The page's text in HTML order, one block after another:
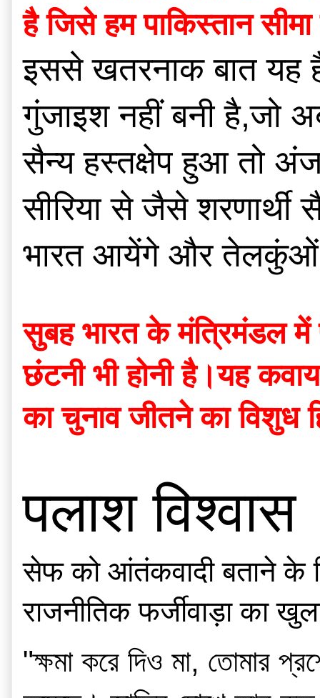
है जिसे हम पाकिस्तान
इससे खतरनाक बात यह
गुंजाइश नहीं बनी है,जो
सैन्य हस्तक्षेप हुआ तो
सीरिया से जैसे शरणार्थी
भारत आयेंगे और तेलकुंओं
सुबह भारत के मंत्रिमंडल में
छंटनी भी होनी है।यह
का चुनाव जीतने का विशुध
पलाश विश्वास
सेफ को आंतंकवादी बताने के
राजनीतिक फर्जीवाड़ा का
"ক্ষমা করে দিও মা, তোমার